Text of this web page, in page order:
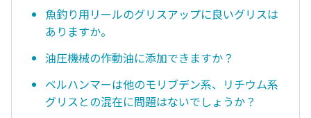
魚釣り用リールのグリスアップに良いグリスは
ありますか。
油圧機械の作動油に添加できますか？
ベルハンマーは他のモリブデン系、リチウム系
グリスとの混在に問題はないでしょうか？